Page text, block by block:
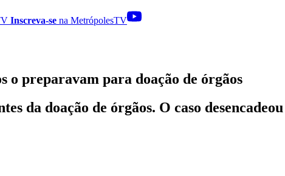
Inscreva-se na MetrópolesTV
o preparavam para doação de órgãos
da doação de órgãos. O caso